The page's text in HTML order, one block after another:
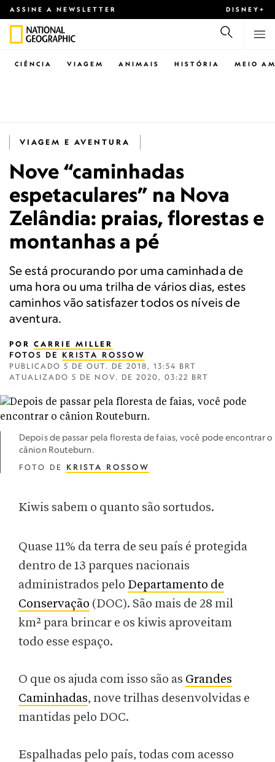
ASSINE A NEWSLETTER DISNEY+
CIÊNCIA VIAGEM ANIMAIS HISTÓRIA MEIO
VIAGEM E AVENTURA
Nove “caminhadas
espetaculares” na Nova
Zelândia: praias, florestas e
montanhas a pé
Se está procurando por uma caminhada de
uma hora ou uma trilha de vários dias, estes
caminhos vão satisfazer todos os níveis de
aventura.
POR CARRIE MILLER
FOTOS DE KRISTA ROSSOW
PUBLICADO 5 DE OUT. DE 2018, 13:54 BRT
ATUALIZADO 5 DE NOV. DE 2020, 03:22 BRT
Depois de passar pela floresta de faias, você pode encontrar o
cânion Routeburn.
FOTO DE KRISTA ROSSOW
Kiwis sabem o quanto são sortudos.
Quase 11% da terra de seu país é protegida
dentro de 13 parques nacionais
administrados pelo Departamento de
Conservação (DOC). São mais de 28 mil
km² para brincar e os kiwis aproveitam
todo esse espaço.
O que os ajuda com isso são as Grandes
Caminhadas, nove trilhas desenvolvidas e
mantidas pelo DOC.
Espalhadas pelo país, todas com acesso